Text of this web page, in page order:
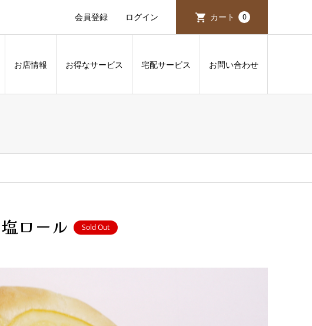
会員登録 ログイン カート 0
お店情報 お得なサービス 宅配サービス お問い合わせ
ロール Sold Out